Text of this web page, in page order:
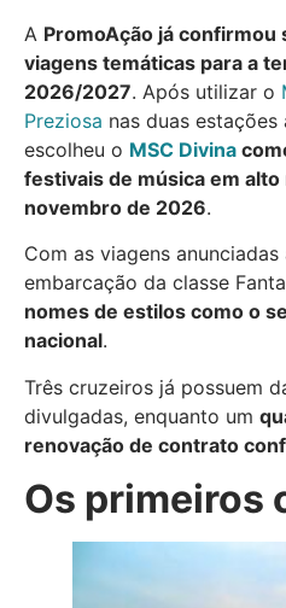
A PromoAção já
viagens temáticas para a
2026/2027. Após utilizar o
Preziosa nas duas
escolheu o MSC Divina
festivais de música em alto
novembro de 2026.
Com as viagens
embarcação da classe
nomes de estilos como o
nacional.
Três cruzeiros já possuem
divulgadas, enquanto um
renovação de contrato
Os primeiros